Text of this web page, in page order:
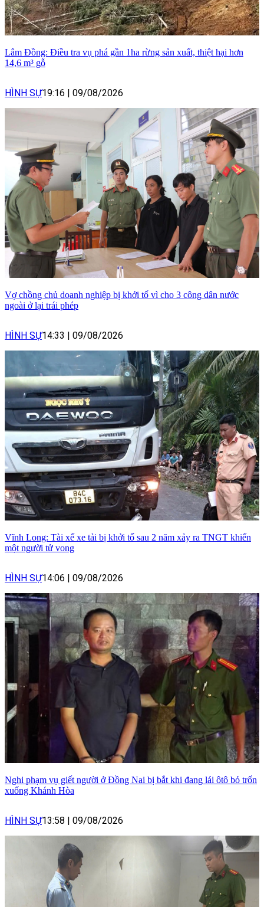
Lâm Đồng: Điều tra vụ phá gần 1ha rừng sản xuất, thiệt hại hơn
14,6 m³ gỗ
HÌNH SỰ19:16 09/08/2026
Vợ chồng chủ doanh nghiệp bị khởi tố vì cho 3 công dân nước
ngoài ở lại trái phép
HÌNH SỰ14:33 09/08/2026
Vĩnh Long: Tài xế xe tải bị khởi tố sau 2 năm xảy ra TNGT khiến
một người tử vong
HÌNH SỰ14:06 09/08/2026
Nghi phạm vụ giết người ở Đồng Nai bị bắt khi đang lái ôtô bỏ trốn
xuống Khánh Hòa
HÌNH SỰ13:58 09/08/2026